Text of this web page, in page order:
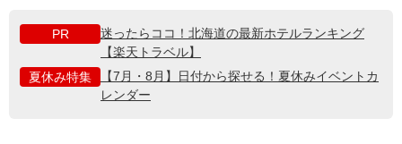
PR
迷ったらココ！北海道の最新ホテルランキング
【楽天トラベル】
夏休み特集
【7月・8月】日付から探せる！夏休みイベントカ
レンダー